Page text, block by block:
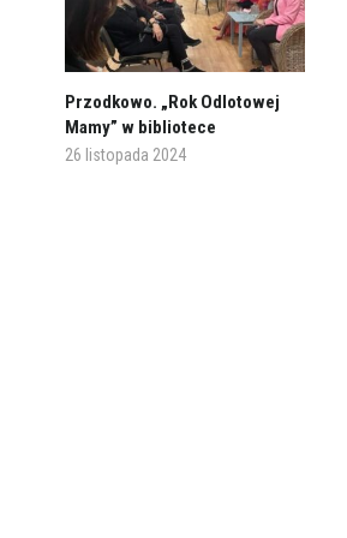
Przodkowo. „Rok Odlotowej
Mamy” w bibliotece
26 listopada 2024